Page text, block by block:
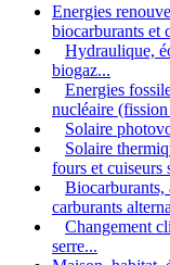
Energies
biocarburants et
Hydraulique,
biogaz...
Energies
nucléaire
Solaire
Solaire
fours et cuiseurs
Biocarburants,
carburants
Changement
serre...